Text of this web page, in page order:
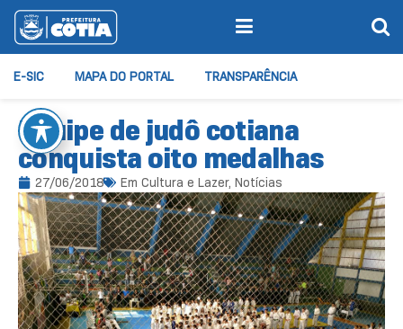
E-SIC MAPA DO PORTAL TRANSPARÊNCIA
Equipe de judô cotiana
conquista oito medalhas
27/06/2018 Em Cultura e Lazer, Notícias